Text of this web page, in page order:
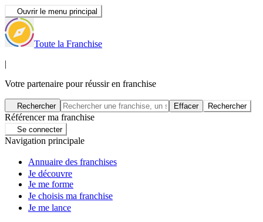
Ouvrir le menu principal
Toute la Franchise
|
Votre partenaire pour réussir en franchise
Rechercher Effacer Rechercher
Référencer ma franchise
Se connecter
Navigation principale
Annuaire des franchises
Je découvre
Je me forme
Je choisis ma franchise
Je me lance